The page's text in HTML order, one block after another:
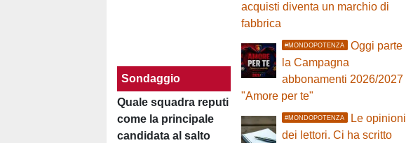
Sondaggio
Quale squadra reputi
come la principale
candidata al salto
acquisti diventa un marchio di
fabbrica
#MONDOPOTENZA
Oggi parte
la Campagna
abbonamenti 2026/2027
"Amore per te"
#MONDOPOTENZA
Le opinioni
dei lettori. Ci ha scritto